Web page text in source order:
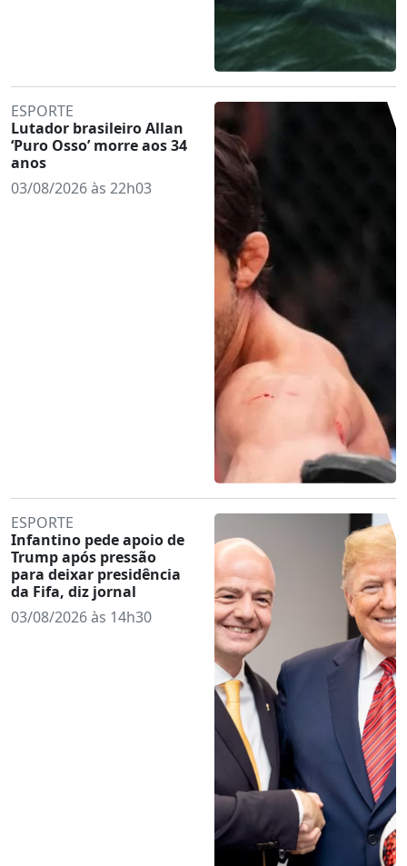
ESPORTE
Lutador brasileiro Allan
‘Puro Osso’ morre aos 34
anos
03/08/2026 às 22h03
ESPORTE
Infantino pede apoio de
Trump após pressão
para deixar presidência
da Fifa, diz jornal
03/08/2026 às 14h30